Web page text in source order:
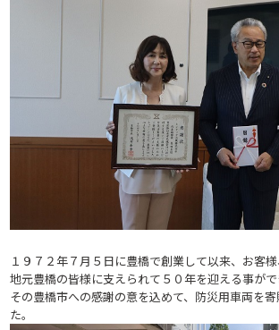
１９７２年７月５日に豊橋で創業して以来、お客
地元豊橋の皆様に支えられて５０年を迎える事がで
その豊橋市への感謝の意を込めて、防災用車両を
た。